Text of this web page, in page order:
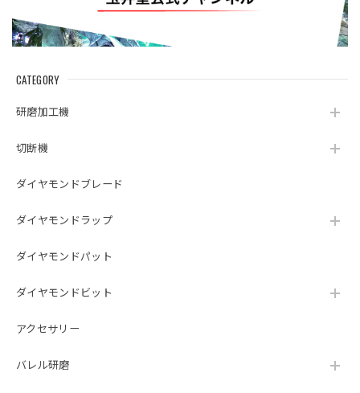
CATEGORY
研磨加工機
切断機
ダイヤモンドブレード
ダイヤモンドラップ
ダイヤモンドパット
ダイヤモンドビット
アクセサリー
バレル研磨